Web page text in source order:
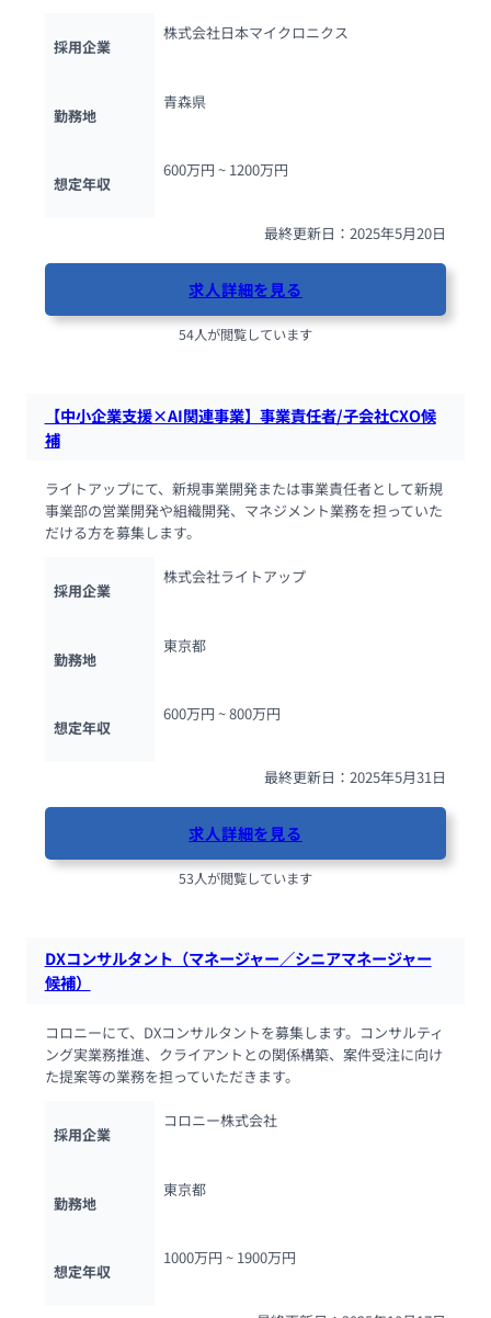
採用企業
株式会社日本マイクロニクス
勤務地
青森県
想定年収
600万円 ~ 1200万円
最終更新日：2025年5月20日
求人詳細を見る
54人が閲覧しています
【中小企業支援×AI関連事業】事業責任者/子会社CXO候
補
ライトアップにて、新規事業開発または事業責任者として新規
事業部の営業開発や組織開発、マネジメント業務を担っていた
だける方を募集します。
採用企業
株式会社ライトアップ
勤務地
東京都
想定年収
600万円 ~ 800万円
最終更新日：2025年5月31日
求人詳細を見る
53人が閲覧しています
DXコンサルタント（マネージャー／シニアマネージャー
候補）
コロニーにて、DXコンサルタントを募集します。コンサルティ
ング実業務推進、クライアントとの関係構築、案件受注に向け
た提案等の業務を担っていただきます。
採用企業
コロニー株式会社
勤務地
東京都
想定年収
1000万円 ~ 1900万円